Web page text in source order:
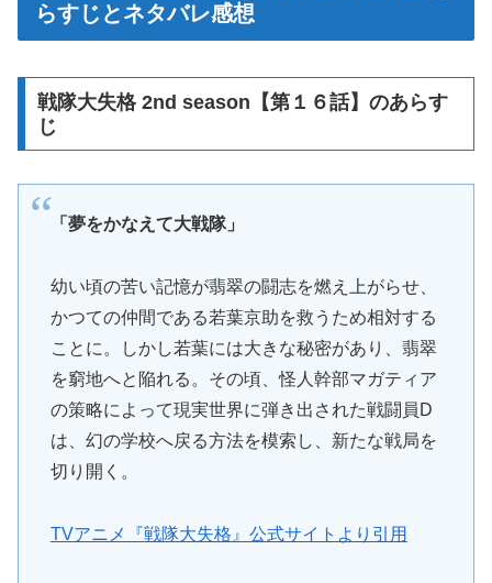
らすじとネタバレ感想
戦隊大失格 2nd season【第１６話】のあらす
じ
「夢をかなえて大戦隊」
幼い頃の苦い記憶が翡翠の闘志を燃え上がらせ、
かつての仲間である若葉京助を救うため相対する
ことに。しかし若葉には大きな秘密があり、翡翠
を窮地へと陥れる。その頃、怪人幹部マガティア
の策略によって現実世界に弾き出された戦闘員D
は、幻の学校へ戻る方法を模索し、新たな戦局を
切り開く。
TVアニメ『戦隊大失格』公式サイトより引用